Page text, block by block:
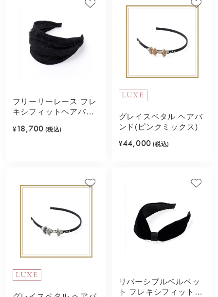
フリーリーレース フレ
キシフィットヘアバン
¥ 18,700 (税込)
LUXE
グレイスペタル ヘアバ
ンド(ピンクミックス)
¥44,000 (税込)
LUXE
リバーシブルベルベッ
ト フレキシフィットヘ